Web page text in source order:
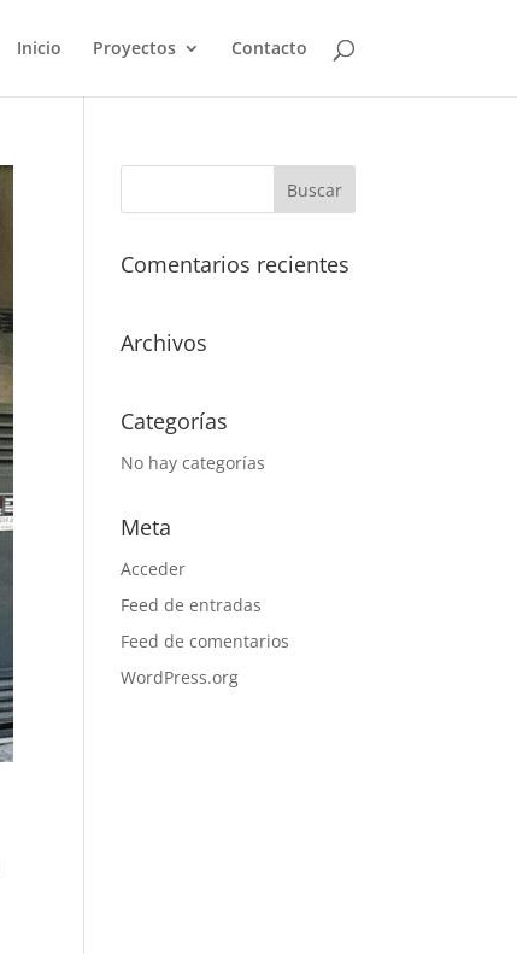
Inicio Proyectos Contacto
Comentarios recientes
Archivos
Categorías
No hay categorías
Meta
Acceder
Feed de entradas
Feed de comentarios
WordPress.org